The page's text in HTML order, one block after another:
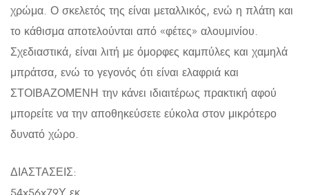
χρώμα. Ο σκελετός της είναι μεταλλικός, ενώ η πλάτη και
το κάθισμα αποτελούνται από «φέτες» αλουμινίου.
Σχεδιαστικά, είναι λιτή με όμορφες καμπύλες και χαμηλά
μπράτσα, ενώ το γεγονός ότι είναι ελαφριά και
ΣΤΟΙΒΑΖΟΜΕΝΗ την κάνει ιδιαιτέρως πρακτική αφού
μπορείτε να την αποθηκεύσετε εύκολα στον μικρότερο
δυνατό χώρο.
ΔΙΑΣΤΑΣΕΙΣ:
54x56x79Υ εκ.